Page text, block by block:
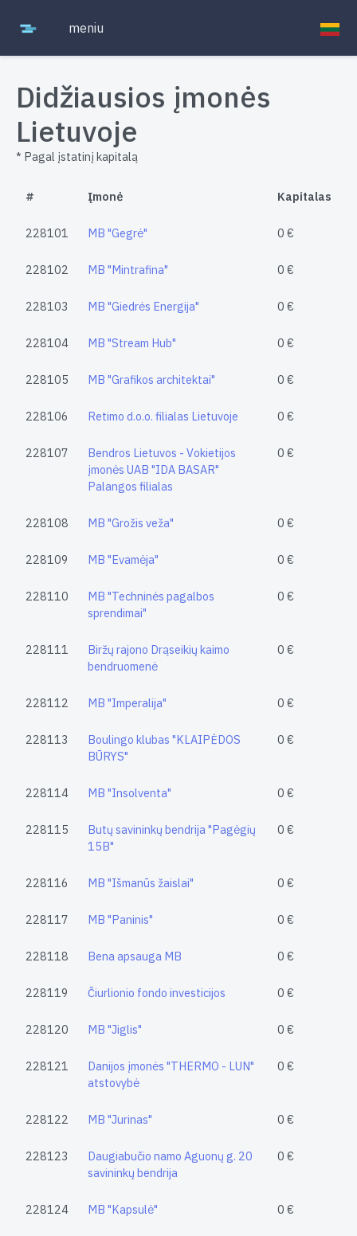
meniu
Didžiausios įmonės
Lietuvoje
* Pagal įstatinį kapitalą
# Įmonė Kapitalas
228101 MB "Gegrė" 0 €
228102 MB "Mintrafina" 0 €
228103 MB "Giedrės Energija" 0 €
228104 MB "Stream Hub" 0 €
228105 MB "Grafikos architektai" 0 €
228106 Retimo d.o.o. filialas Lietuvoje 0 €
228107
Bendros Lietuvos - Vokietijos
įmonės UAB "IDA BASAR"
Palangos filialas
0 €
228108 MB "Grožis veža" 0 €
228109 MB "Evamėja" 0 €
228110
MB "Techninės pagalbos
sprendimai"
0 €
228111
Biržų rajono Drąseikių kaimo
bendruomenė
0 €
228112 MB "Imperalija" 0 €
228113
Boulingo klubas "KLAIPĖDOS
BŪRYS"
0 €
228114 MB "Insolventa" 0 €
228115
Butų savininkų bendrija "Pagėgių
15B"
0 €
228116 MB "Išmanūs žaislai" 0 €
228117 MB "Paninis" 0 €
228118 Bena apsauga MB 0 €
228119 Čiurlionio fondo investicijos 0 €
228120 MB "Jiglis" 0 €
228121
Danijos įmonės "THERMO - LUN"
atstovybė
0 €
228122 MB "Jurinas" 0 €
228123
Daugiabučio namo Aguonų g. 20
savininkų bendrija
0 €
228124 MB "Kapsulė" 0 €